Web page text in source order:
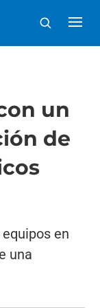
un
de
en
una